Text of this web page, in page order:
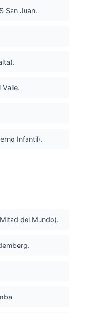
San Juan.
Valle.
Infantil).
del Mundo).